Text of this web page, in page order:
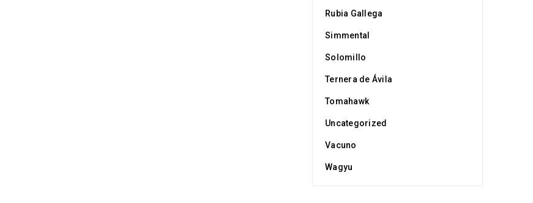
Rubia Gallega
Simmental
Solomillo
Ternera de Ávila
Tomahawk
Uncategorized
Vacuno
Wagyu